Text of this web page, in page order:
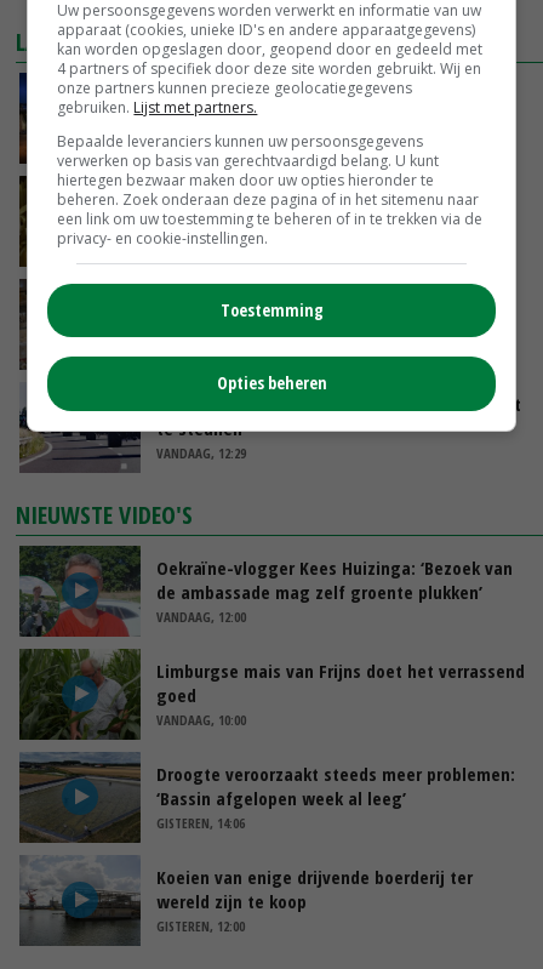
LAATSTE NIEUWS
Nettowinst Royal A-ware onder druk ondanks
hogere omzet
VANDAAG, 14:35
Aandeel China in wereldwijde fritesexport
neemt verder toe
VANDAAG, 14:01
Eierprijzen lijken dieptepunt achter zich te
LTO en NAJK roepen leden op Brabants protest
te steunen
VANDAAG, 12:29
NIEUWSTE VIDEO'S
Oekraïne-vlogger Kees Huizinga: ‘Bezoek van
de ambassade mag zelf groente plukken’
VANDAAG, 12:00
Limburgse mais van Frijns doet het verrassend
goed
VANDAAG, 10:00
Droogte veroorzaakt steeds meer problemen:
‘Bassin afgelopen week al leeg’
GISTEREN, 14:06
Koeien van enige drijvende boerderij ter
wereld zijn te koop
GISTEREN, 12:00
Uw persoonsgegevens worden verwerkt en informatie van uw
apparaat (cookies, unieke ID's en andere apparaatgegevens)
kan worden opgeslagen door, geopend door en gedeeld met
4 partners of specifiek door deze site worden gebruikt. Wij en
onze partners kunnen precieze geolocatiegegevens
gebruiken. Lijst met partners.
Bepaalde leveranciers kunnen uw persoonsgegevens
verwerken op basis van gerechtvaardigd belang. U kunt
hiertegen bezwaar maken door uw opties hieronder te
beheren. Zoek onderaan deze pagina of in het sitemenu naar
een link om uw toestemming te beheren of in te trekken via de
privacy- en cookie-instellingen.
Toestemming
Opties beheren